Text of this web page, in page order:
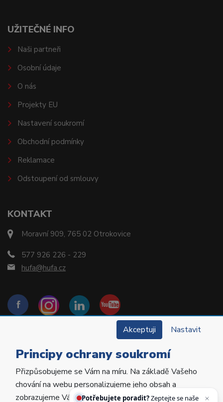
KONTAKT
Moravní 909, 765 02 Otrokovice
577 926 226 - 229
hufa@hufa.cz
UŽITEČNÉ INFO
Naši partneři
Osobní údaje
O nás
Projekty EU
Nastavení soukromí
Obchodní podmínky
Reklamace
Odstoupení od smlouvy
Copyright © 2022 Hu-Fa Dental a.s. Všechna práva
vyhrazena.
Akceptuji Nastavit
Principy ochrany soukromí
Přizpůsobujeme se Vám na míru. Na základě Vašeho
chování na webu personalizujeme jeho obsah a
zobrazujeme Vám relevantní nabídky a produkty.
Potřebujete poradit?Zeptejte se našeho
asistenta H